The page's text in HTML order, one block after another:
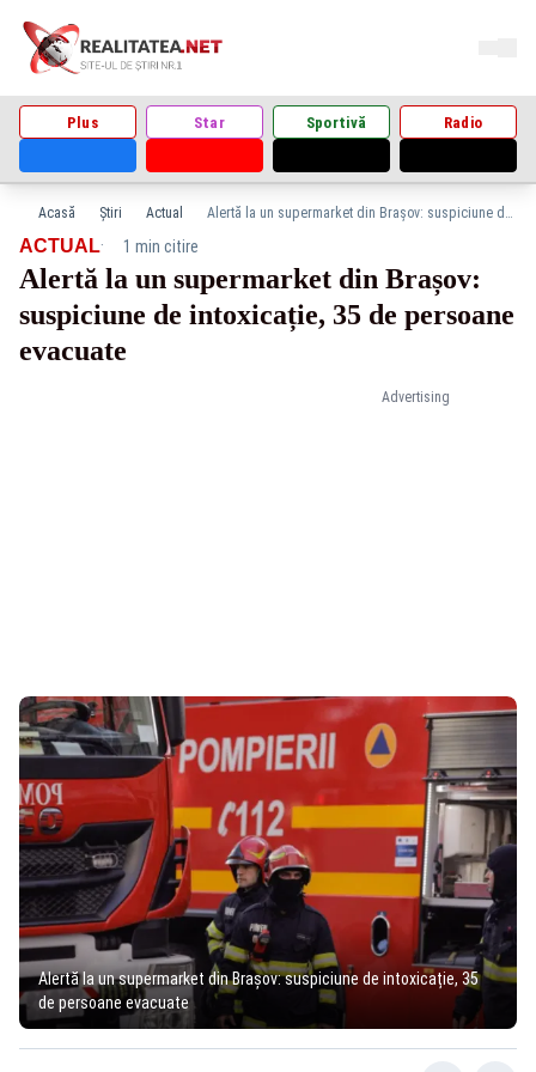
Plus Star Sportivă Radio
Acasă Știri Actual Alertă la un supermarket din Brașov: suspiciune de intoxicație, 35 de persoane evacuate
Advertising
ACTUAL· 1 min citire
Alertă la un supermarket din Brașov:
suspiciune de intoxicație, 35 de persoane
evacuate
Alertă la un supermarket din Brașov: suspiciune de intoxicație, 35
de persoane evacuate